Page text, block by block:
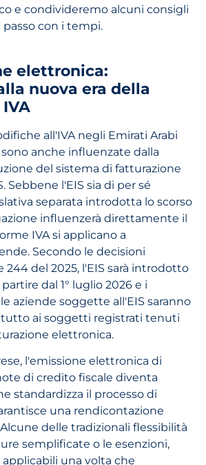
e condivideremo alcuni consigli
con i tempi.
elettronica:
nuova era della
all'IVA negli Emirati Arabi
anche influenzate dalla
del sistema di fatturazione
Sebbene l'EIS sia di per sé
separata introdotta lo scorso
influenzerà direttamente il
IVA si applicano a
Secondo le decisioni
244 del 2025, l'EIS sarà introdotto
dal 1° luglio 2026 e i
aziende soggette all'EIS saranno
ai soggetti registrati tenuti
elettronica.
l'emissione elettronica di
di credito fiscale diventa
standardizza il processo di
una rendicontazione
Alcune delle tradizionali flessibilità
semplificate o le esenzioni,
una volta che